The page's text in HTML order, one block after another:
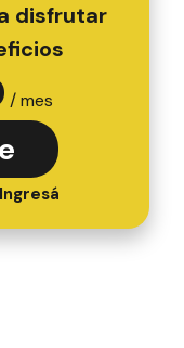
disfrutar
/ mes
Ingresá